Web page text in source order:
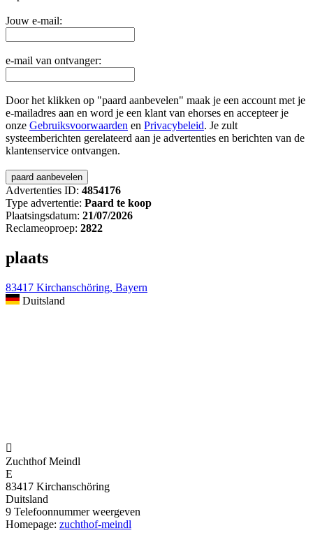
Jouw e-mail:
e-mail van ontvanger:
Door het klikken op "paard aanbevelen" maak je een account met je
e-mailadres aan en word je een klant van ehorses en accepteer je
onze Gebruiksvoorwaarden en Privacybeleid. Je zult
systeemberichten gerelateerd aan je advertenties en berichten van de
klantenservice ontvangen.
Advertenties ID: 4854176
Type advertentie: Paard te koop
Plaatsingsdatum: 21/07/2026
Reclameoproep: 2822
plaats
83417 Kirchanschöring, Bayern
Duitsland

Zuchthof Meindl
E
83417 Kirchanschöring
Duitsland
9 Telefoonnummer weergeven
Homepage: zuchthof-meindl